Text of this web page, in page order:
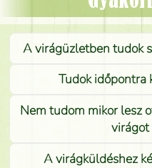
A virágüzletben tudok
Tudok időpontra
Nem tudom mikor lesz
virágot
A virágküldéshez